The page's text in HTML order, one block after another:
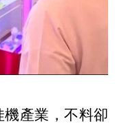
產業，不料卻